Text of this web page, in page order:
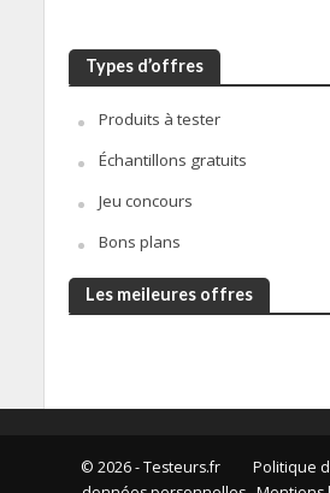
Types d’offres
Produits à tester
Échantillons gratuits
Jeu concours
Bons plans
Les meileures offres
© 2026 - Testeurs.fr Politique